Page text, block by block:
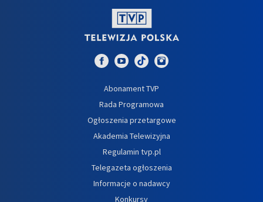
Abonament TVP
Rada Programowa
Ogłoszenia przetargowe
Akademia Telewizyjna
Regulamin tvp.pl
Telegazeta ogłoszenia
Informacje o nadawcy
Konkursy